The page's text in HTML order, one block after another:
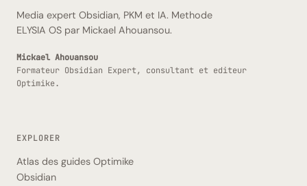
Media expert Obsidian, PKM et IA. Methode
ELYSIA OS par Mickael Ahouansou.
Mickael Ahouansou
Formateur Obsidian Expert, consultant et editeur
Optimike.
EXPLORER
Atlas des guides Optimike
Obsidian